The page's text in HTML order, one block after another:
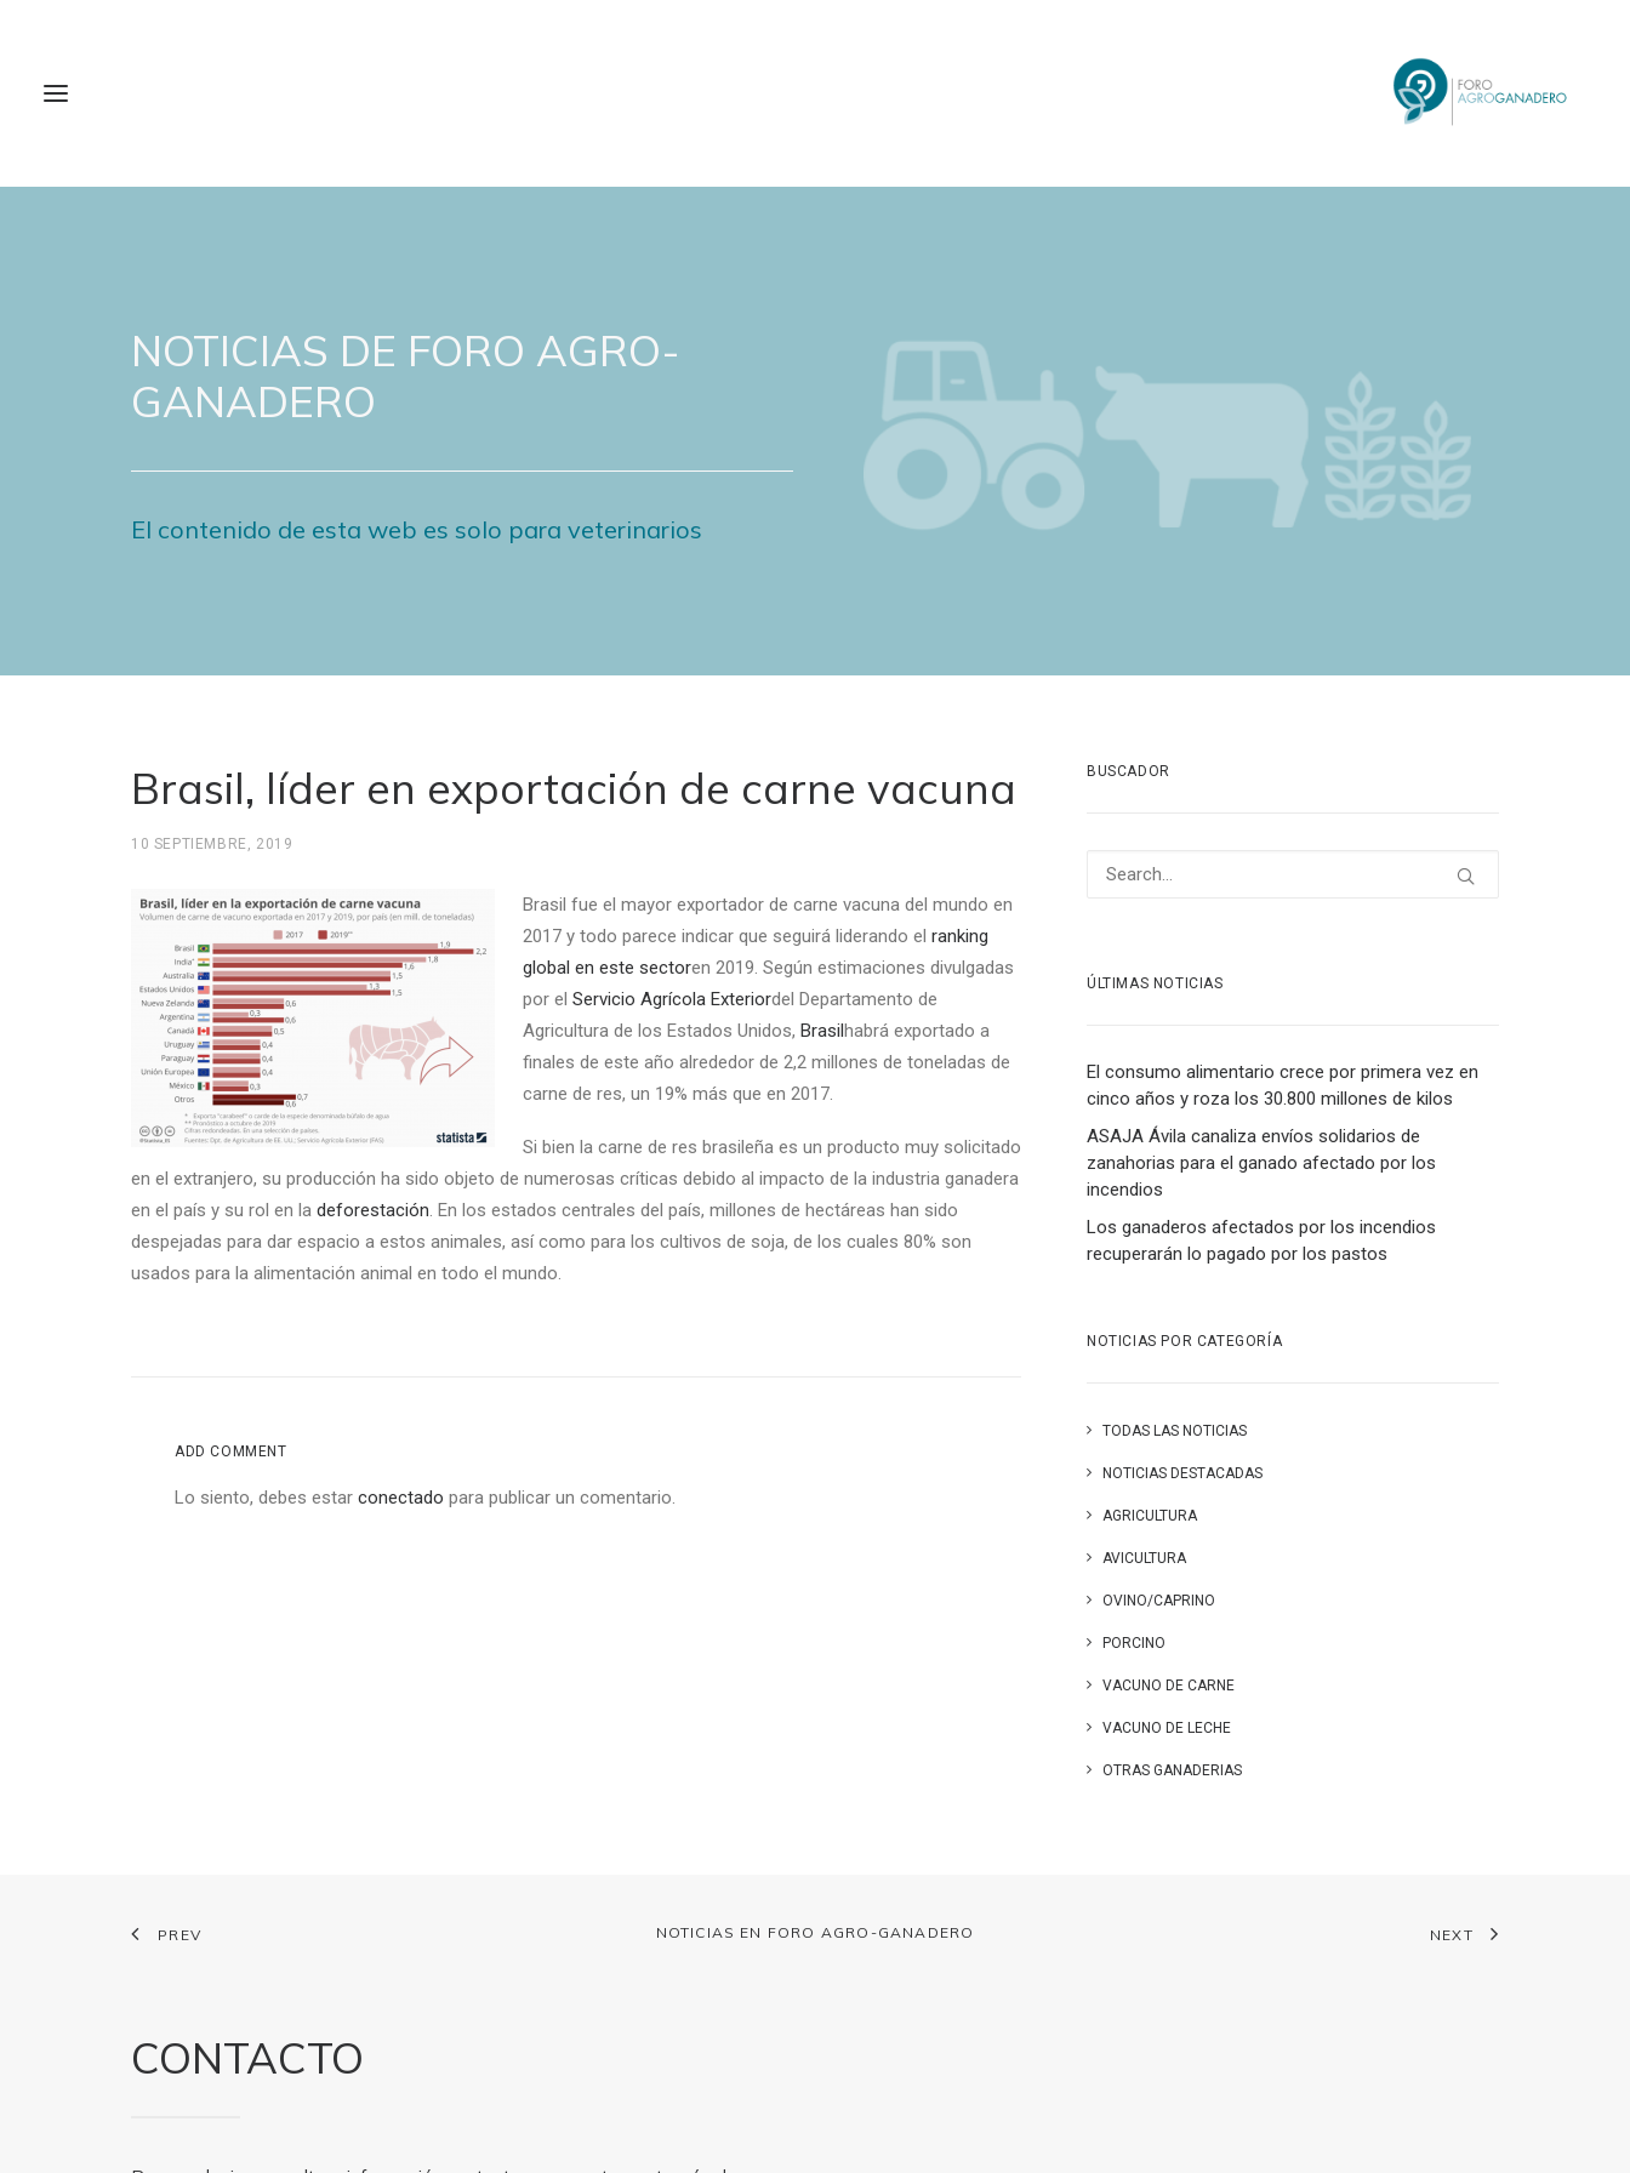
NOTICIAS DE FORO AGRO-
GANADERO
El contenido de esta web es solo para veterinarios
Brasil, líder en exportación de carne vacuna
10 SEPTIEMBRE, 2019
Brasil fue el mayor exportador de carne vacuna del mundo en
2017 y todo parece indicar que seguirá liderando el ranking
global en este sectoren 2019. Según estimaciones divulgadas
por el Servicio Agrícola Exteriordel Departamento de
Agricultura de los Estados Unidos, Brasilhabrá exportado a
finales de este año alrededor de 2,2 millones de toneladas de
carne de res, un 19% más que en 2017.
Si bien la carne de res brasileña es un producto muy solicitado
en el extranjero, su producción ha sido objeto de numerosas críticas debido al impacto de la industria ganadera
en el país y su rol en la deforestación. En los estados centrales del país, millones de hectáreas han sido
despejadas para dar espacio a estos animales, así como para los cultivos de soja, de los cuales 80% son
usados para la alimentación animal en todo el mundo.
ADD COMMENT
Lo siento, debes estar conectado para publicar un comentario.
BUSCADOR
ÚLTIMAS NOTICIAS
El consumo alimentario crece por primera vez en
cinco años y roza los 30.800 millones de kilos
ASAJA Ávila canaliza envíos solidarios de
zanahorias para el ganado afectado por los
incendios
Los ganaderos afectados por los incendios
recuperarán lo pagado por los pastos
NOTICIAS POR CATEGORÍA
TODAS LAS NOTICIAS
NOTICIAS DESTACADAS
AGRICULTURA
AVICULTURA
OVINO/CAPRINO
PORCINO
VACUNO DE CARNE
VACUNO DE LECHE
OTRAS GANADERIAS
PREV NOTICIAS EN FORO AGRO-GANADERO NEXT
CONTACTO